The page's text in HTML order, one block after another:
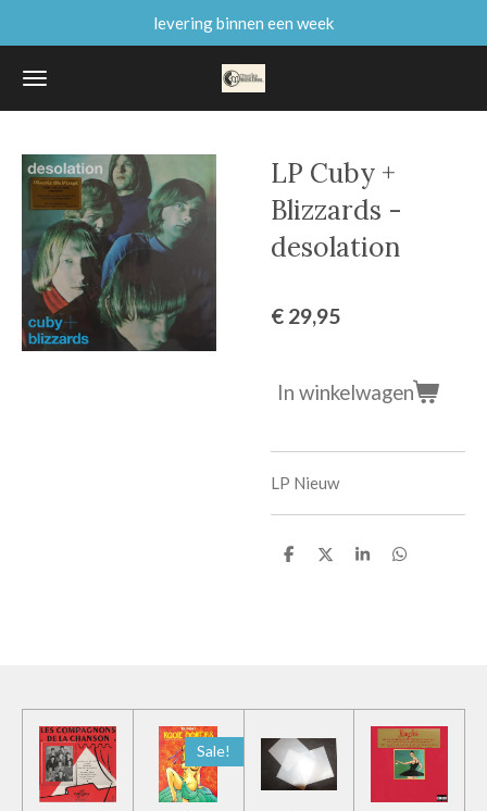
naar
de
levering binnen een week
LP Cuby +
Blizzards -
desolation
€ 29,95
In winkelwagen
LP Nieuw
D
D
S
D
Sale!